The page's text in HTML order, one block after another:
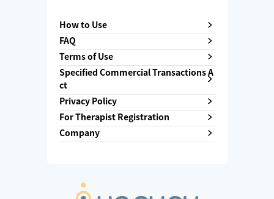
How to Use
FAQ
Terms of Use
Specified Commercial Transactions A
ct
Privacy Policy
For Therapist Registration
Company